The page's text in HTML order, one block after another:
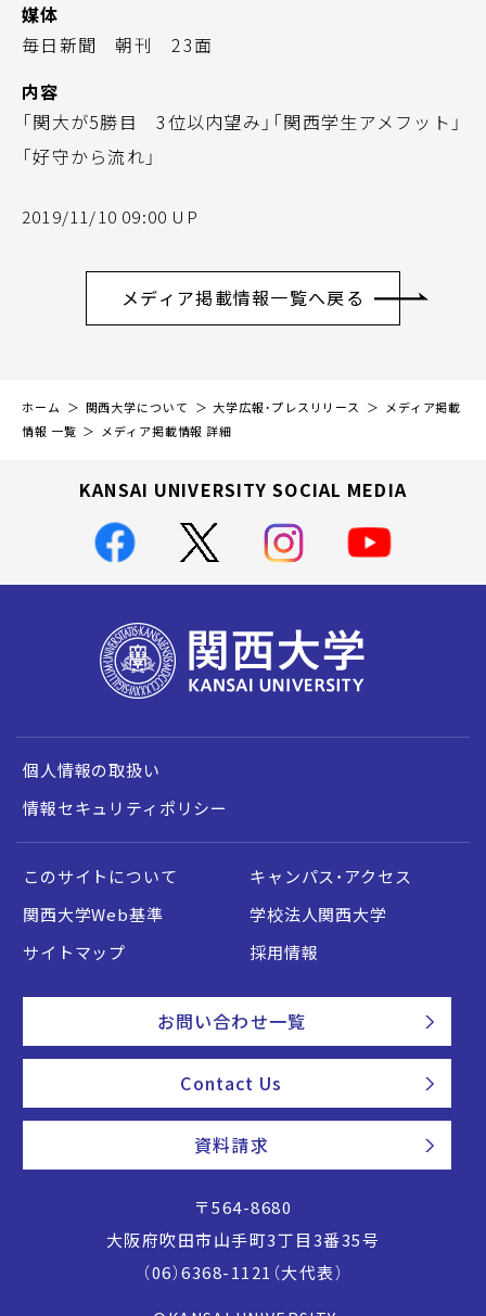
媒体
毎日新聞 朝刊 23面
内容
「関大が5勝目 3位以内望み」「関西学生アメフット」
「好守から流れ」
2019/11/10 09:00 UP
メディア掲載情報一覧へ戻る
ホーム 関西大学について 大学広報・プレスリリース
メディア掲載
情報 一覧
メディア掲載情報 詳細
KANSAI UNIVERSITY SOCIAL MEDIA
個人情報の取扱い
情報セキュリティポリシー
このサイトについて
キャンパス・アクセス
関西大学Web基準
学校法人関西大学
サイトマップ
採用情報
お問い合わせ一覧
Contact Us
資料請求
〒564-8680
大阪府吹田市山手町3丁目3番35号
（06）6368-1121（大代表）